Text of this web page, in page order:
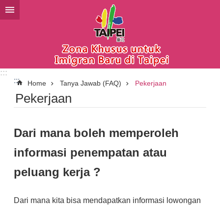
Lompat ke blok konten utama
:::
:::
Home Tanya Jawab (FAQ) Pekerjaan
Pekerjaan
Dari mana boleh memperoleh
informasi penempatan atau
peluang kerja ?
Dari mana kita bisa mendapatkan informasi lowongan